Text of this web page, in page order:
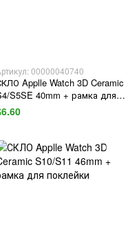
00000040740
Applle Watch 3D Ceramic
S5SE 40mm + рамка для